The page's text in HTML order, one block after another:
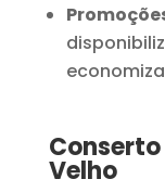
Velho